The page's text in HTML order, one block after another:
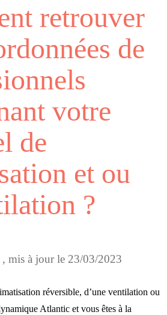
retrouver
de
votre
de
et ou
?
, mis à jour le 23/03/2023
réversible, d’une ventilation ou
Atlantic et vous êtes à la